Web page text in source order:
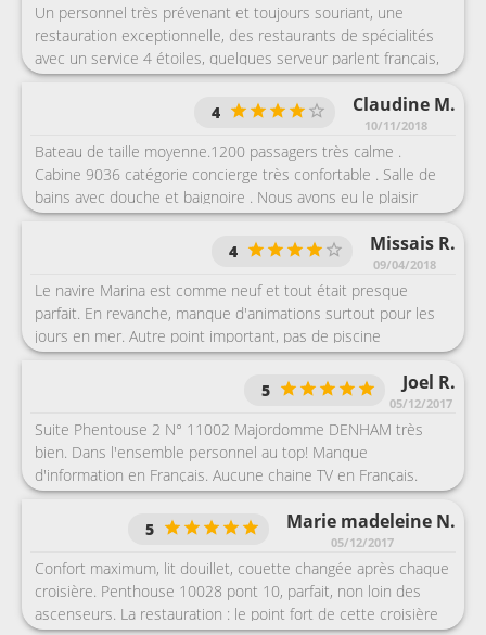
Un personnel très prévenant et toujours souriant, une
restauration exceptionnelle, des restaurants de spécialités
avec un service 4 étoiles, quelques serveur parlent français,
néanmoins sur l’ensemble de la croisière tout est en anglais.
La seule réserve que je peux émettre est celle des shows,
pour nous un seul sur toute la croisière nous a plu, pour
tous les autres, il est nécessaire de bien maîtriser l’anglais,
beaucoup de bla-bla... concernant les animations, nous ne
sommes pas accro et cela nous suffisait. En résumé oceania
est une excellente compagnie pour la qualité des
prestations, des cabines véranda agréables, un bateau
confortable avec de nombreux salons, jamais de bousculades
ou d’attente, tout est zen et très bien organisé de l’arrivée au
départ.
Claudine M.
10/11/2018
4
Bateau de taille moyenne.1200 passagers très calme .
Cabine 9036 catégorie concierge très confortable . Salle de
bains avec douche et baignoire . Nous avons eu le plaisir
d'aller manger deux soirs au restaurant français Jacques
grâce au maître d'hôtel originaire de Saint Martin . la salle de
sport est très fonctionnelle avec toujours des appareils de
libre , des boissons à volonté .
Missais R.
09/04/2018
4
Le navire Marina est comme neuf et tout était presque
parfait. En revanche, manque d'animations surtout pour les
jours en mer. Autre point important, pas de piscine
d’intérieure pour se relaxer en cas de mauvais temps
Joel R.
05/12/2017
5
Suite Phentouse 2 N° 11002 Majordomme DENHAM très
bien. Dans l'ensemble personnel au top! Manque
d'information en Français. Aucune chaine TV en Français.
Marie madeleine N.
05/12/2017
5
Confort maximum, lit douillet, couette changée après chaque
croisière. Penthouse 10028 pont 10, parfait, non loin des
ascenseurs. La restauration : le point fort de cette croisière